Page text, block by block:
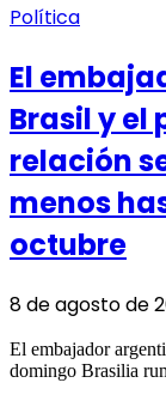
Política
El
Brasil y el
relación
menos
octubre
8 de agosto de
El embajador
domingo Brasilia